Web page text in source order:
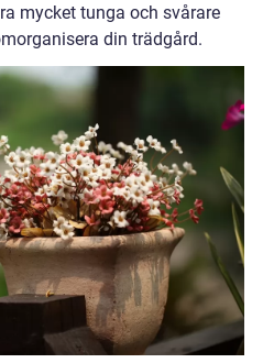
mycket tunga och svårare
din trädgård.